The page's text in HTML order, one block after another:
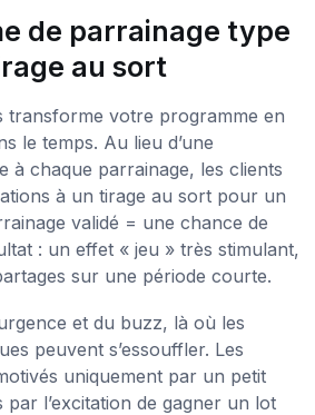
de parrainage type
au sort
transforme votre programme en
le temps. Au lieu d’une
à chaque parrainage, les clients
à un tirage au sort pour un
validé = une chance de
: un effet « jeu » très stimulant,
sur une période courte.
et du buzz, là où les
peuvent s’essouffler. Les
uniquement par un petit
par l’excitation de gagner un lot